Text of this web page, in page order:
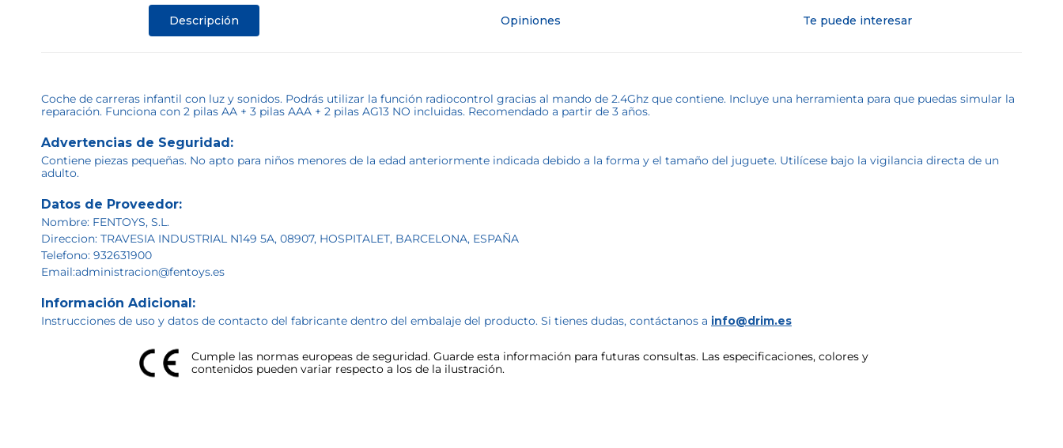
Descripción Opiniones Te puede interesar
Coche de carreras infantil con luz y sonidos. Podrás utilizar la función radiocontrol gracias al mando de 2.4Ghz que contiene. Incluye una herramienta para que puedas simular la
reparación. Funciona con 2 pilas AA + 3 pilas AAA + 2 pilas AG13 NO incluidas. Recomendado a partir de 3 años.
Advertencias de Seguridad:
Contiene piezas pequeñas. No apto para niños menores de la edad anteriormente indicada debido a la forma y el tamaño del juguete. Utilícese bajo la vigilancia directa de un
adulto.
Datos de Proveedor:
Nombre: FENTOYS, S.L.
Direccion: TRAVESIA INDUSTRIAL N149 5A, 08907, HOSPITALET, BARCELONA, ESPAÑA
Telefono: 932631900
Email:administracion@fentoys.es
Información Adicional:
Instrucciones de uso y datos de contacto del fabricante dentro del embalaje del producto. Si tienes dudas, contáctanos a info@drim.es
Cumple las normas europeas de seguridad. Guarde esta información para futuras consultas. Las especificaciones, colores y
contenidos pueden variar respecto a los de la ilustración.